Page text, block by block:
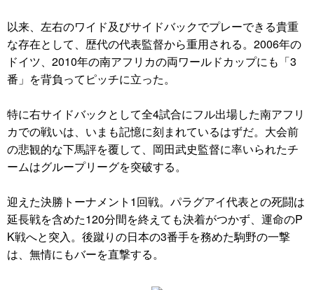
以来、左右のワイド及びサイドバックでプレーできる貴重
な存在として、歴代の代表監督から重用される。2006年の
ドイツ、2010年の南アフリカの両ワールドカップにも「3
番」を背負ってピッチに立った。
特に右サイドバックとして全4試合にフル出場した南アフリ
カでの戦いは、いまも記憶に刻まれているはずだ。大会前
の悲観的な下馬評を覆して、岡田武史監督に率いられたチ
ームはグループリーグを突破する。
迎えた決勝トーナメント1回戦。パラグアイ代表との死闘は
延長戦を含めた120分間を終えても決着がつかず、運命のP
K戦へと突入。後蹴りの日本の3番手を務めた駒野の一撃
は、無情にもバーを直撃する。